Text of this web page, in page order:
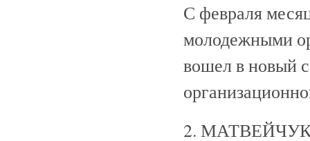
С февраля
молодежными
вошел в новый
2. МАТВЕЙЧУК